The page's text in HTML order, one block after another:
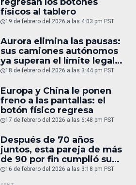
físicos al tablero
19 de febrero del 2026 a las 4:03 pm PST
Aurora elimina las pausas:
sus camiones autónomos
ya superan el límite legal
humano
18 de febrero del 2026 a las 3:44 pm PST
Europa y China le ponen
freno a las pantallas: el
botón físico regresa
17 de febrero del 2026 a las 6:48 pm PST
Después de 70 años
juntos, esta pareja de más
de 90 por fin cumplió su
sueño: un Porsche
16 de febrero del 2026 a las 3:18 pm PST